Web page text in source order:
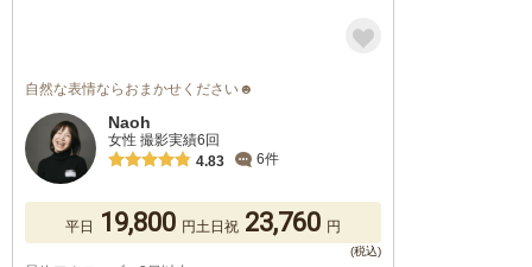
自然な表情ならおまかせください☻
Naoh
女性 撮影実績6回
4.83
6件
平日 19,800 円土日祝 23,760 円